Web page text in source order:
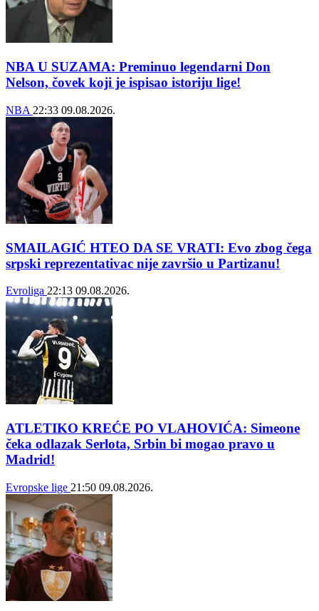
NBA U SUZAMA: Preminuo legendarni Don
Nelson, čovek koji je ispisao istoriju lige!
NBA 22:33 09.08.2026.
SMAILAGIĆ HTEO DA SE VRATI: Evo zbog čega
srpski reprezentativac nije završio u Partizanu!
Evroliga 22:13 09.08.2026.
ATLETIKO KREĆE PO VLAHOVIĆA: Simeone
čeka odlazak Serlota, Srbin bi mogao pravo u
Madrid!
Evropske lige 21:50 09.08.2026.